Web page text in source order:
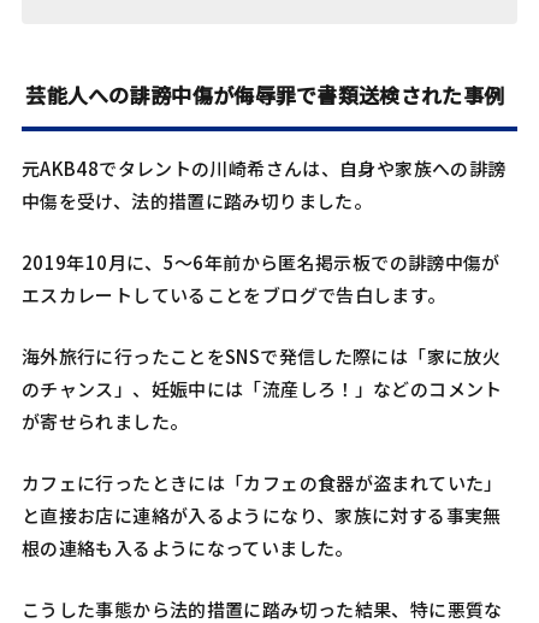
芸能人への誹謗中傷が侮辱罪で書類送検された事例
元AKB48でタレントの川崎希さんは、自身や家族への誹謗
中傷を受け、法的措置に踏み切りました。
2019年10月に、5〜6年前から匿名掲示板での誹謗中傷が
エスカレートしていることをブログで告白します。
海外旅行に行ったことをSNSで発信した際には「家に放火
のチャンス」、妊娠中には「流産しろ！」などのコメント
が寄せられました。
カフェに行ったときには「カフェの食器が盗まれていた」
と直接お店に連絡が入るようになり、家族に対する事実無
根の連絡も入るようになっていました。
こうした事態から法的措置に踏み切った結果、特に悪質な